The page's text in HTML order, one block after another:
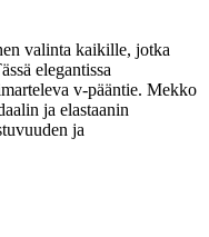
valinta kaikille, jotka
elegantissa
v-pääntie. Mekko
ja elastaanin
ja